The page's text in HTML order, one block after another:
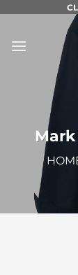
content